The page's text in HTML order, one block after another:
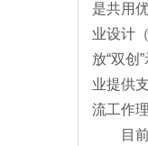
是共用
业设计
放“双创
业提供
流工作
目前，